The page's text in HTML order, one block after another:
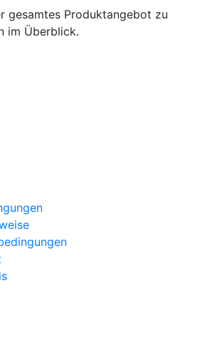
gesamtes Produktangebot zu
im Überblick.